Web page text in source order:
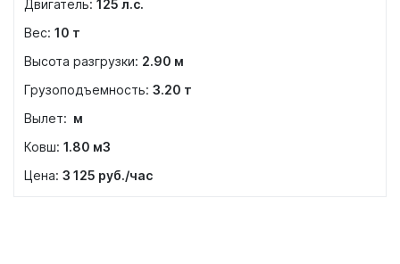
125 л.с.
10 т
2.90 м
3.20 т
м
1.80 м3
3 125 руб./час